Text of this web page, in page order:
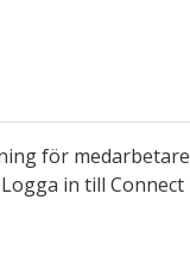
för medarbetare
Logga in till Connect